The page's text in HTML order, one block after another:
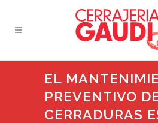
EL
PREVENTIVO
CERRADURAS